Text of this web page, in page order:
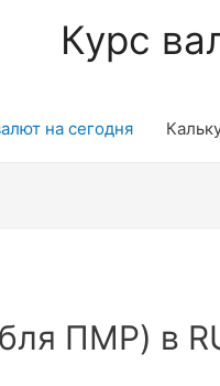
Курс
на сегодня
ПМР) в